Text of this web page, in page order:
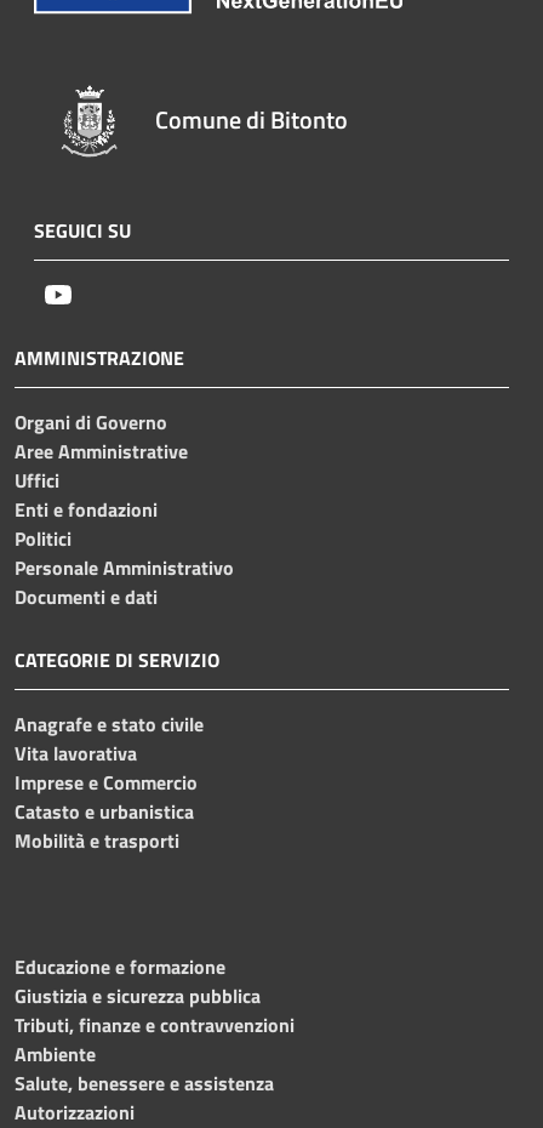
Comune di Bitonto
SEGUICI SU
AMMINISTRAZIONE
Organi di Governo
Aree Amministrative
Uffici
Enti e fondazioni
Politici
Personale Amministrativo
Documenti e dati
CATEGORIE DI SERVIZIO
Anagrafe e stato civile
Vita lavorativa
Imprese e Commercio
Catasto e urbanistica
Mobilità e trasporti
Educazione e formazione
Giustizia e sicurezza pubblica
Tributi, finanze e contravvenzioni
Ambiente
Salute, benessere e assistenza
Autorizzazioni